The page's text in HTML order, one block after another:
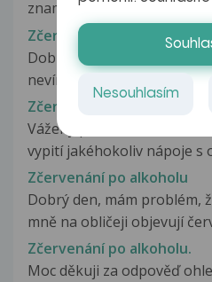
znaménko...objednaná jsem
Zčervenání penisu po
Dobrý den, omlouvám se
nevím co mám dělat. Dnes
Zčervenání po alkoholu
Vážený pane doktore,
vypití jakéhokoliv nápoje s
Zčervenání po alkoholu
Dobrý den, mám problém,
mně na obličeji objevují
Zčervenání po alkoholu.
Moc děkuji za odpověď
Nesouhlasím